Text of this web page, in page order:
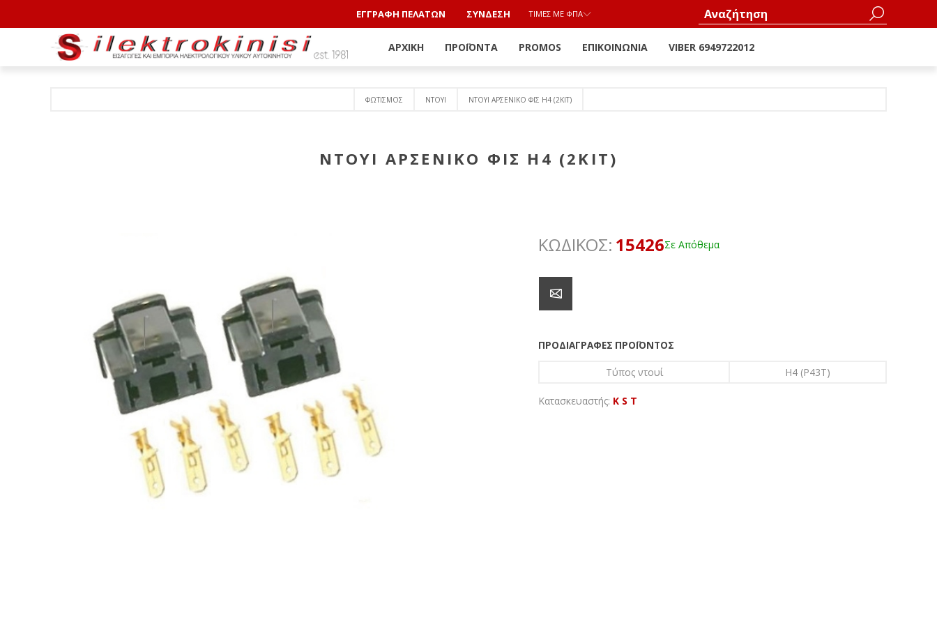
ΕΓΓΡΑΦΗ ΠΕΛΑΤΩΝ ΣΎΝΔΕΣΗ ΤΙΜΈΣ ΜΕ ΦΠΑ
ΑΡΧΙΚΉ ΠΡΟΪΌΝΤΑ PROMOS ΕΠΙΚΟΙΝΩΝΊΑ VIBER 6949722012
ΦΩΤΙΣΜΟΣ ΝΤΟΥΙ NTOYI ΑΡΣΕΝΙΚΟ ΦΙΣ Η4 (2KIT)
NTOYI ΑΡΣΕΝΙΚΟ ΦΙΣ Η4 (2KIT)
ΚΩΔΙΚΟΣ: 15426Σε Απόθεμα
ΠΡΟΔΙΑΓΡΑΦΈΣ ΠΡΟΪΌΝΤΟΣ
Τύπος ντουί H4 (P43T)
Κατασκευαστής: K S T